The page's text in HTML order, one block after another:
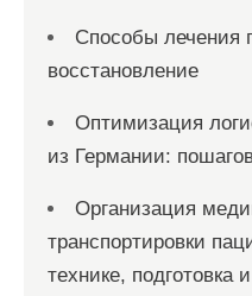
Способы лечения
восстановление
Оптимизация
из Германии:
Организация
транспортировки
технике, подготовка